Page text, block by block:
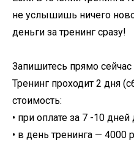
не услышишь ничего
деньги за тренинг сразу!
Запишитесь прямо
Тренинг проходит 2 дня
стоимость:
• при оплате за 7 -10
• в день тренинга — 4000